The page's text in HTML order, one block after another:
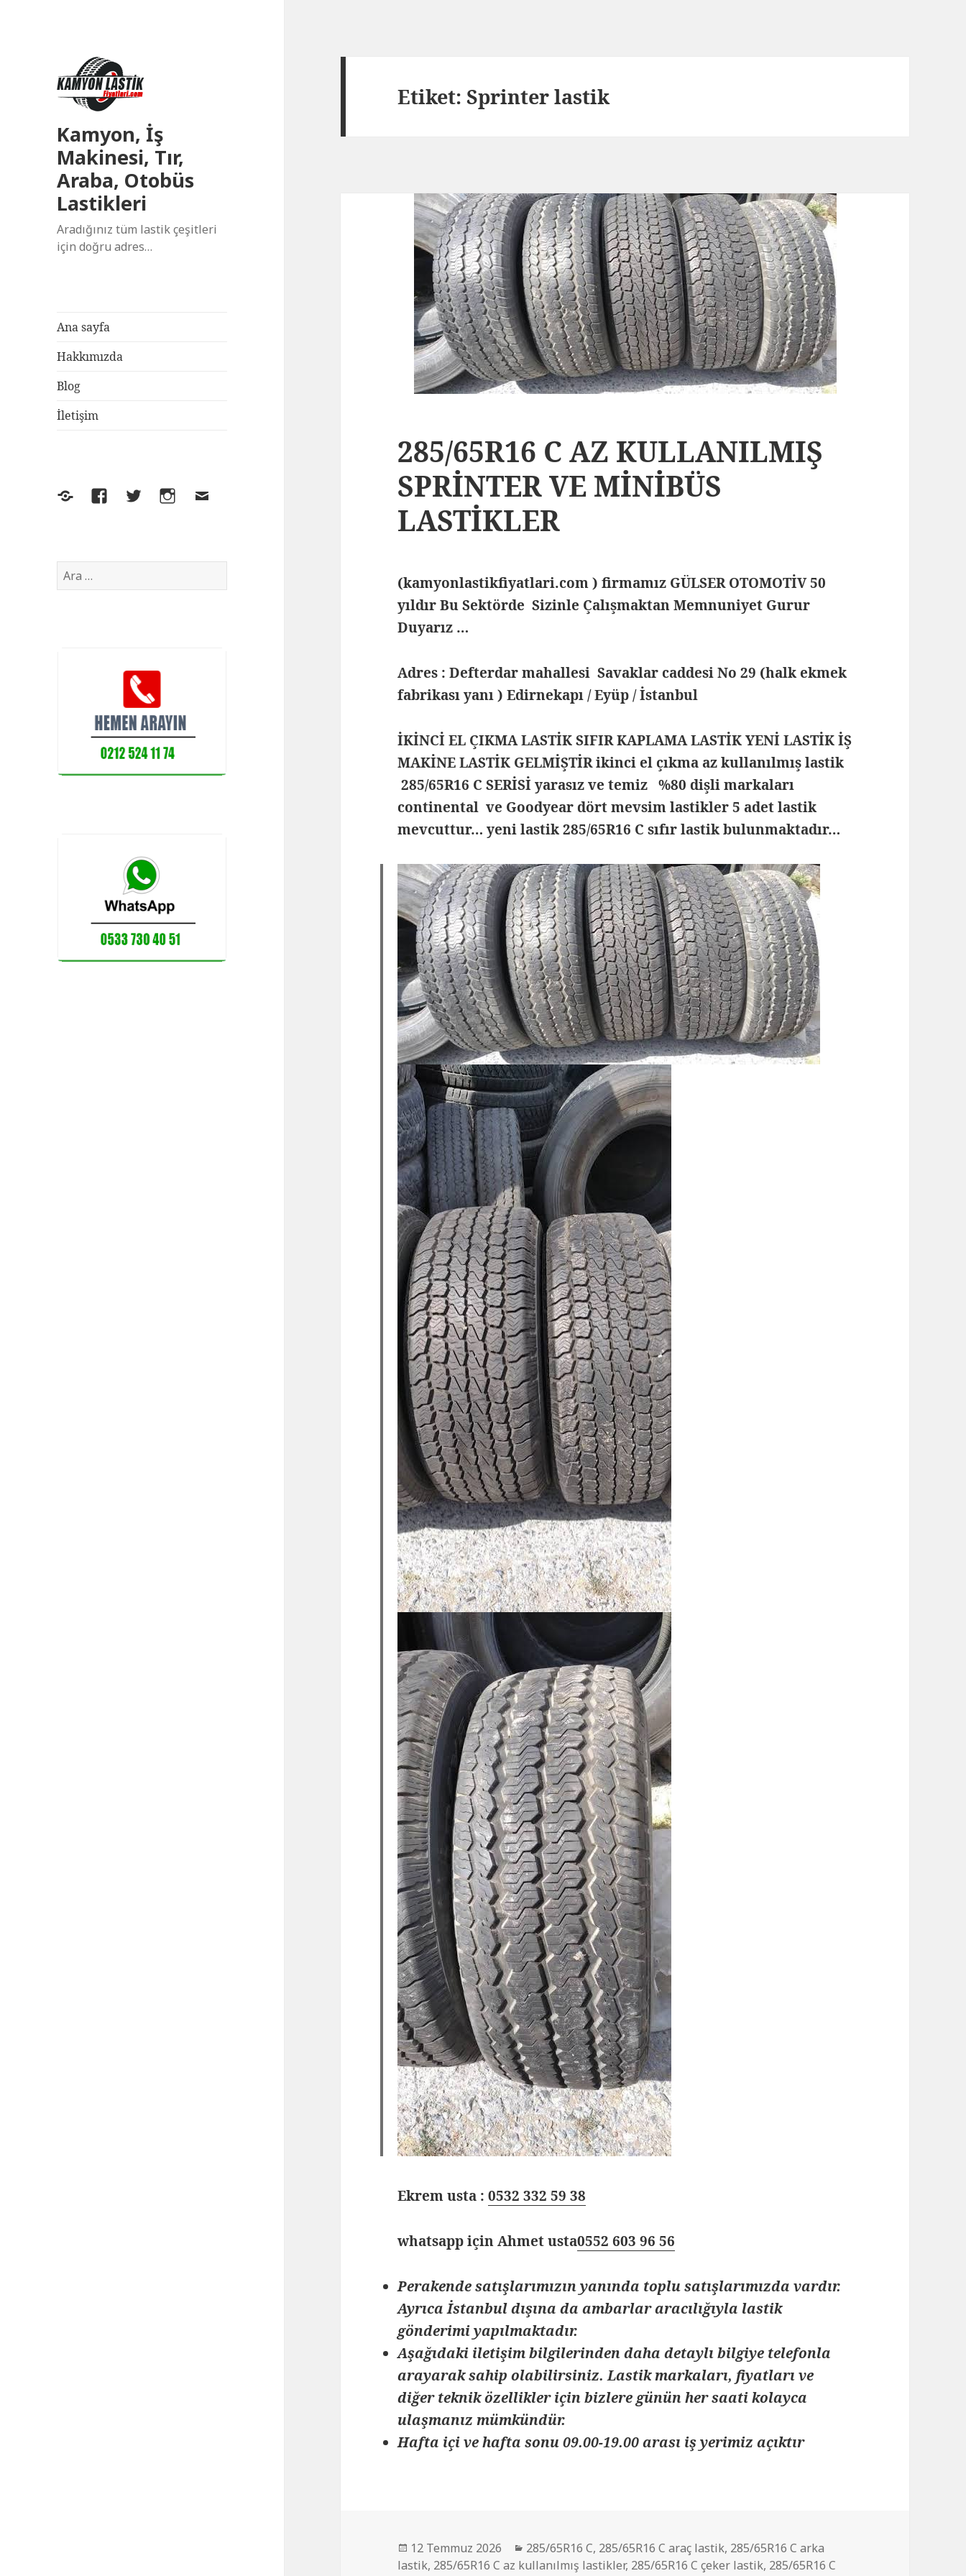
Kamyon, İş
Makinesi, Tır,
Araba, Otobüs
Lastikleri
Aradığınız tüm lastik çeşitleri
için doğru adres…
Ana sayfa
Hakkımızda
Blog
İletişim
Yelp FacebookTwitterInstagram
E-
Arama:
Etiket:Sprinter lastik
285/65R16 C AZ KULLANILMIŞ
SPRİNTER VE MİNİBÜS
LASTİKLER
(kamyonlastikfiyatlari.com ) firmamız GÜLSER OTOMOTİV 50
yıldır Bu Sektörde Sizinle Çalışmaktan Memnuniyet Gurur
Duyarız …
Adres : Defterdar mahallesi Savaklar caddesi No 29 (halk ekmek
fabrikası yanı ) Edirnekapı / Eyüp / İstanbul
İKİNCİ EL ÇIKMA LASTİK SIFIR KAPLAMA LASTİK YENİ LASTİK İŞ
MAKİNE LASTİK GELMİŞTİR ikinci el çıkma az kullanılmış lastik
285/65R16 C SERİSİ yarasız ve temiz %80 dişli markaları
continental ve Goodyear dört mevsim lastikler 5 adet lastik
mevcuttur… yeni lastik 285/65R16 C sıfır lastik bulunmaktadır…
Ekrem usta :0532 332 59 38
whatsapp için Ahmet usta0552 603 96 56
Perakende satışlarımızın yanında toplu satışlarımızda vardır.
Ayrıca İstanbul dışına da ambarlar aracılığıyla lastik
gönderimi yapılmaktadır.
Aşağıdaki iletişim bilgilerinden daha detaylı bilgiye telefonla
arayarak sahip olabilirsiniz. Lastik markaları, fiyatları ve
diğer teknik özellikler için bizlere günün her saati kolayca
ulaşmanız mümkündür.
Hafta içi ve hafta sonu 09.00-19.00 arası iş yerimiz açıktır
Yayın
tarihi
12 Temmuz 2026 Kategoriler
285/65R16 C, 285/65R16 C araç lastik, 285/65R16 C arka
lastik, 285/65R16 C az kullanılmış lastikler, 285/65R16 C çeker lastik, 285/65R16 C